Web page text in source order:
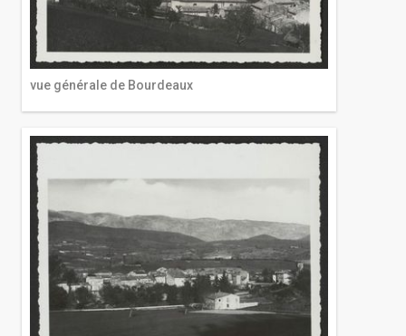
vue générale de Bourdeaux